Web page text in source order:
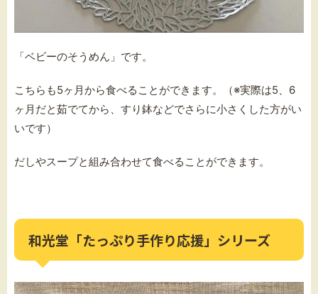
「ベビーのそうめん」です。
こちらも5ヶ月から食べることができます。（※実際は5、6
ヶ月だと茹でてから、すり鉢などでさらに小さくした方がい
いです）
だしやスープと組み合わせて食べることができます。
和光堂「たっぷり手作り応援」シリーズ